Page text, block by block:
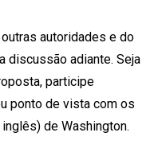
autoridades e do
discussão adiante. Seja
participe
ponto de vista com os
de Washington.